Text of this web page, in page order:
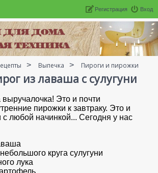
Вход
Регистрация
Выпечка Пироги и пирожки
из лаваша с сулугуни
Это и почти
пирожки к завтраку. Это и
с любой начинкой... Сегодня у нас
круга сулугуни
лука